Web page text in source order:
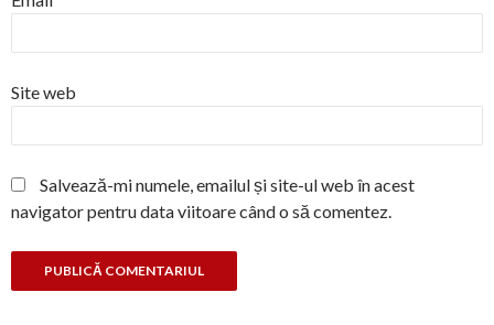
Site web
Salvează-mi numele, emailul și site-ul web în acest
navigator pentru data viitoare când o să comentez.